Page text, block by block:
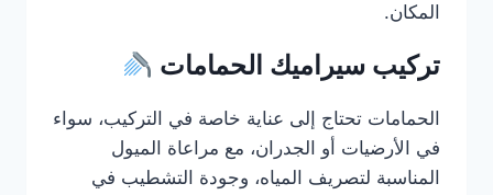
المكان.
تركيب سيراميك الحمامات
الحمامات تحتاج إلى عناية خاصة في التركيب، سواء
في الأرضيات أو الجدران، مع مراعاة الميول
المناسبة لتصريف المياه، وجودة التشطيب في